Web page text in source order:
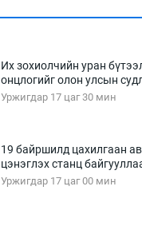
Их зохиолчийн уран
онцлогийг олон улсын
Уржигдар 17 цаг 30 мин
19 байршилд цахилгаан
цэнэглэх станц
Уржигдар 17 цаг 00 мин